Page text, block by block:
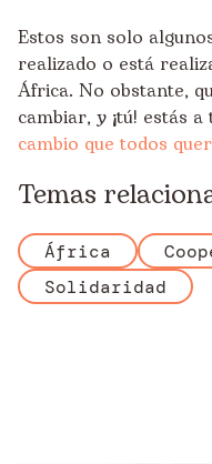
Estos son solo
realizado o está
África. No obstante,
cambiar, y ¡tú! estás
cambio que todos
Temas
África
Solidaridad